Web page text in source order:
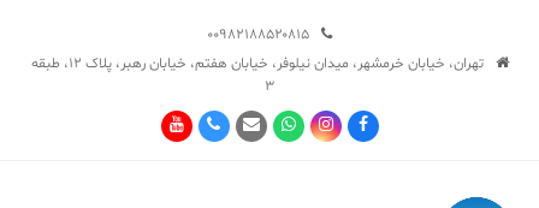
تهران، خیابان خرمشهر، میدان نیلوفر، خیابان هفتم، خیابان رهبر، پلاک ۱۲، طبقه
۳
Facebook
Instagram
Whatsapp
Email
Phone
Youtube